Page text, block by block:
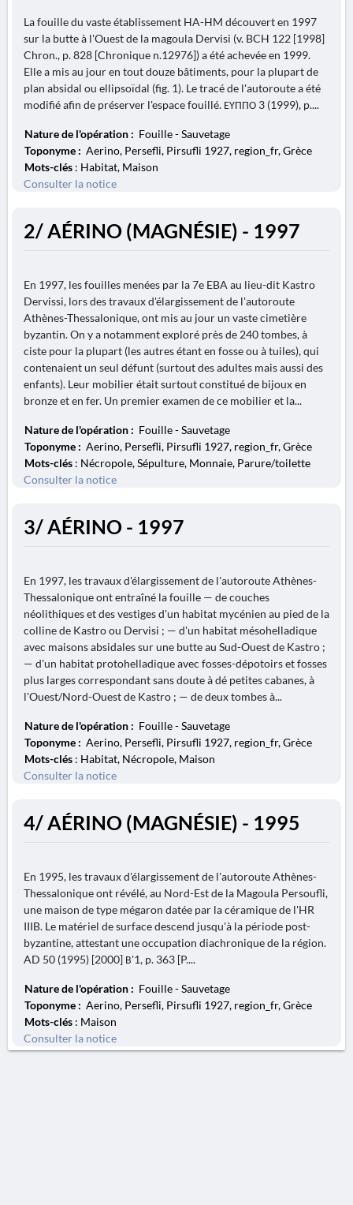
La fouille du vaste établissement HA-HM découvert en 1997
sur la butte à l'Ouest de la magoula Dervisi (v. BCH 122 [1998]
Chron., p. 828 [Chronique n.12976]) a été achevée en 1999.
Elle a mis au jour en tout douze bâtiments, pour la plupart de
plan absidal ou ellipsoïdal (fig. 1). Le tracé de l'autoroute a été
modifié afin de préserver l'espace fouillé. ΕΥΠΠΟ 3 (1999), p....
Nature de l'opération : Fouille - Sauvetage
Toponyme : Aerino, Persefli, Pirsufli 1927, region_fr, Grèce
Mots-clés : Habitat, Maison
Consulter la notice
2/ AÉRINO (MAGNÉSIE) - 1997
En 1997, les fouilles menées par la 7e EBA au lieu-dit Kastro
Dervissi, lors des travaux d'élargissement de l'autoroute
Athènes-Thessalonique, ont mis au jour un vaste cimetière
byzantin. On y a notamment exploré près de 240 tombes, à
ciste pour la plupart (les autres étant en fosse ou à tuiles), qui
contenaient un seul défunt (surtout des adultes mais aussi des
enfants). Leur mobilier était surtout constitué de bijoux en
bronze et en fer. Un premier examen de ce mobilier et la...
Nature de l'opération : Fouille - Sauvetage
Toponyme : Aerino, Persefli, Pirsufli 1927, region_fr, Grèce
Mots-clés : Nécropole, Sépulture, Monnaie, Parure/toilette
Consulter la notice
3/ AÉRINO - 1997
En 1997, les travaux d'élargissement de l'autoroute Athènes-
Thessalonique ont entraîné la fouille — de couches
néolithiques et des vestiges d'un habitat mycénien au pied de la
colline de Kastro ou Dervisi ; — d'un habitat mésohelladique
avec maisons absidales sur une butte au Sud-Ouest de Kastro ;
— d'un habitat protohelladique avec fosses-dépotoirs et fosses
plus larges correspondant sans doute à dé petites cabanes, à
l'Ouest/Nord-Ouest de Kastro ; — de deux tombes à...
Nature de l'opération : Fouille - Sauvetage
Toponyme : Aerino, Persefli, Pirsufli 1927, region_fr, Grèce
Mots-clés : Habitat, Nécropole, Maison
Consulter la notice
4/ AÉRINO (MAGNÉSIE) - 1995
En 1995, les travaux d'élargissement de l'autoroute Athènes-
Thessalonique ont révélé, au Nord-Est de la Magoula Persoufli,
une maison de type mégaron datée par la céramique de l'HR
IIIB. Le matériel de surface descend jusqu'à la période post-
byzantine, attestant une occupation diachronique de la région.
AD 50 (1995) [2000] Β'1, p. 363 [P....
Nature de l'opération : Fouille - Sauvetage
Toponyme : Aerino, Persefli, Pirsufli 1927, region_fr, Grèce
Mots-clés : Maison
Consulter la notice